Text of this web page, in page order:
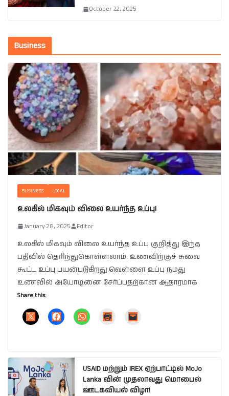
October 22, 2025
Business
BUSINESS LOCAL
உலகில் மிகவும் விலை உயர்ந்த உப்பு!
January 28, 2025 Editor
உலகில் மிகவும் விலை உயர்ந்த உப்பு குறித்து இந்த
பதிவில் தெரிந்துகொள்ளலாம். உணவிற்குச் சுவை
கூட்ட உப்பு பயன்படுகிறது.வெள்ளை உப்பு நமது
உணவில் அயோடினை சேர்ப்பதற்கான ஆதாரமாக
Share this:
USAID மற்றும் IREX ஏற்பாட்டில் MoJo
Lanka வின் முதலாவது மொபைல்
ஊடகவியல் விழா!